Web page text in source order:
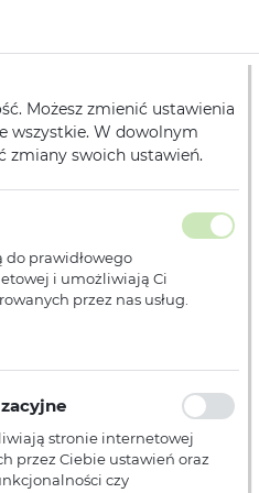
/ Futerały / Book Vennus
SORTUJ
1
Możesz zmienić ustawienia
wszystkie. W dowolnym
zmiany swoich ustawień.
do prawidłowego
i umożliwiają Ci
przez nas usług.
Twoich ustawień
czy wypełniania
strona, z której korzystasz,
stronie internetowej
przez Ciebie ustawień oraz
czy